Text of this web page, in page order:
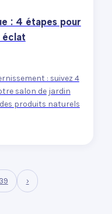
: 4 étapes pour
éclat
: suivez 4
salon de jardin
produits naturels
39 ›